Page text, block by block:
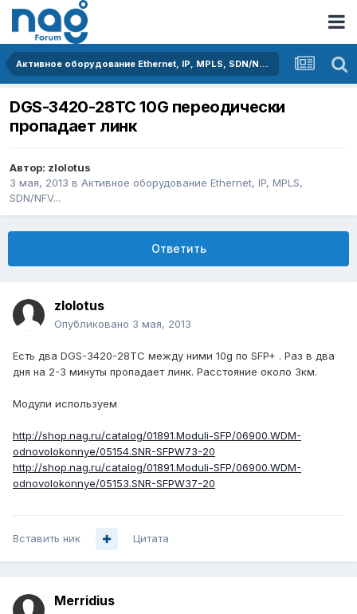
Активное оборудование Ethernet, IP, MPLS, SDN/NFV...
DGS-3420-28TC 10G переодически
пропадает линк
Автор: zlolotus
3 мая, 2013 в Активное оборудование Ethernet, IP, MPLS,
SDN/NFV...
Ответить
zlolotus
Опубликовано 3 мая, 2013
Есть два DGS-3420-28TC между ними 10g по SFP+ . Раз в два
дня на 2-3 минуты пропадает линк. Расстояние около 3км.
Модули используем
http://shop.nag.ru/catalog/01891.Moduli-SFP/06900.WDM-
odnovolokonnye/05154.SNR-SFPW73-20
http://shop.nag.ru/catalog/01891.Moduli-SFP/06900.WDM-
odnovolokonnye/05153.SNR-SFPW37-20
Вставить ник Цитата
Merridius